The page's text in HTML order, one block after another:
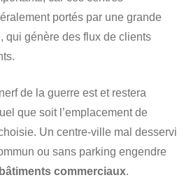
portés par une grande
qui génère des flux de clients
de la guerre est et restera
que soit l’emplacement de
Un centre-ville mal desservi
ou sans parking engendre
bâtiments commerciaux.